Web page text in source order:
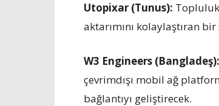
Utopixar (Tunus):
aktarımını kolaylaştıran
W3 Engineers (Bangladeş):
çevrimdışı mobil ağ
bağlantıyı geliştirecek.